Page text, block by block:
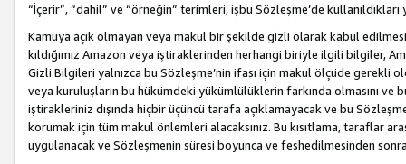
“İçerir”, “dahil” ve “örneğin” terimleri, işbu Sözleşme’de
Kamuya açık olmayan veya makul bir şekilde gizli olarak kabul
kıldığımız Amazon veya iştiraklerinden herhangi biriyle ilgili bilgiler,
Gizli Bilgileri yalnızca bu Sözleşme’nin ifası için makul ölçüde gerekli
veya kuruluşların bu hükümdeki yükümlülüklerin farkında olmasını ve
iştirakleriniz dışında hiçbir üçüncü tarafa açıklamayacak ve bu
korumak için tüm makul önlemleri alacaksınız. Bu kısıtlama, taraflar
uygulanacak ve Sözleşmenin süresi boyunca ve feshedilmesinden